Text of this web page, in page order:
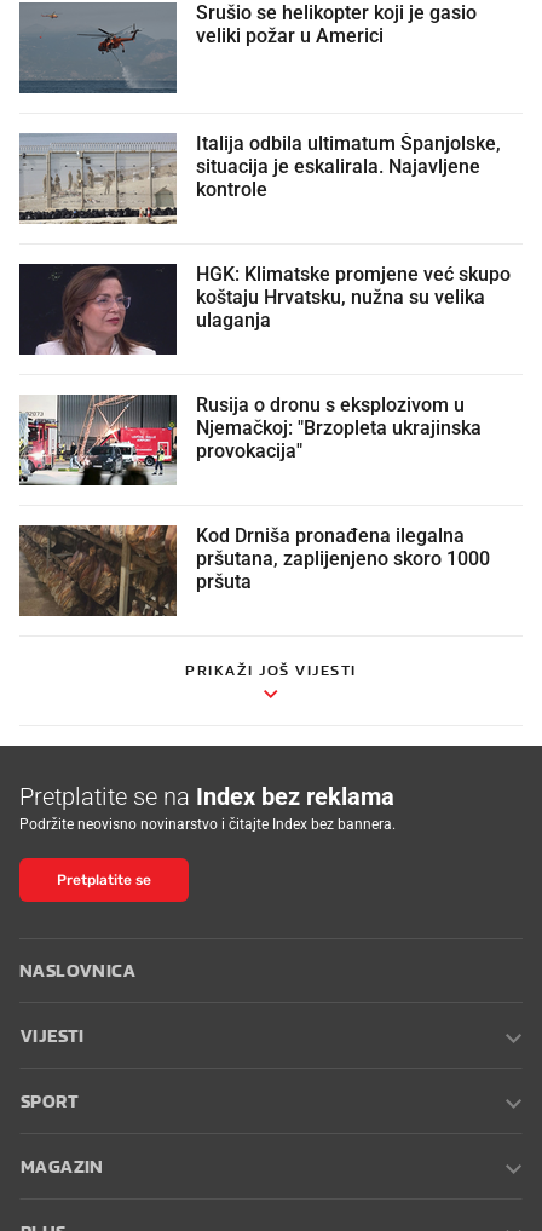
Srušio se helikopter koji je gasio
veliki požar u Americi
Italija odbila ultimatum Španjolske,
situacija je eskalirala. Najavljene
kontrole
HGK: Klimatske promjene već skupo
koštaju Hrvatsku, nužna su velika
ulaganja
Rusija o dronu s eksplozivom u
Njemačkoj: "Brzopleta ukrajinska
provokacija"
Kod Drniša pronađena ilegalna
pršutana, zaplijenjeno skoro 1000
pršuta
PRIKAŽI JOŠ VIJESTI
Pretplatite se na Index bez reklama
Podržite neovisno novinarstvo i čitajte Index bez bannera.
Pretplatite se
NASLOVNICA
VIJESTI
SPORT
MAGAZIN